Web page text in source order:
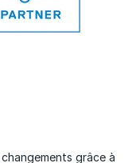
grâce à